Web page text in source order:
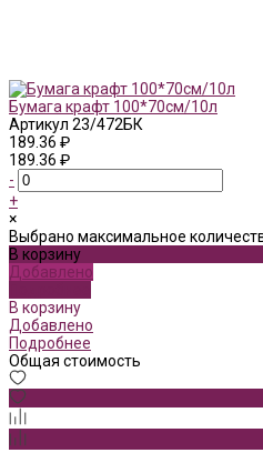
Бумага крафт 100*70см/10л
Артикул 23/472БК
189.36 ₽
189.36 ₽
-
+
×
Выбрано максимальное
В корзину
Добавлено
В корзину
Добавлено
Подробнее
Общая стоимость